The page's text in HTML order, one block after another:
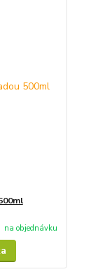
na objednávku